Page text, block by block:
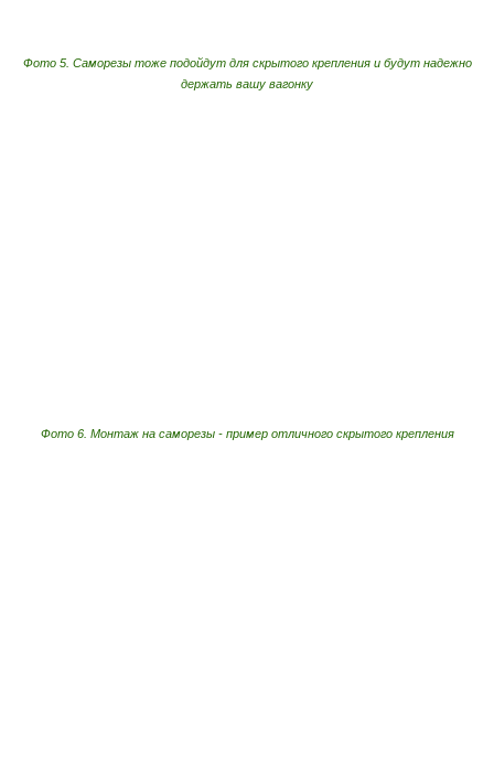
Фото 5. Саморезы тоже подойдут для скрытого крепления и будут надежно
держать вашу вагонку
Фото 6. Монтаж на саморезы - пример отличного скрытого крепления